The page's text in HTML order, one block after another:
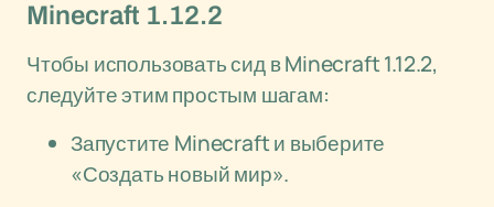
Minecraft 1.12.2
Чтобы использовать сид в Minecraft 1.12.2,
следуйте этим простым шагам:
Запустите Minecraft и выберите
«Создать новый мир».